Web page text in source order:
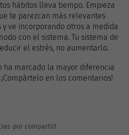
hábitos lleva tiempo. Empieza
te parezcan más relevantes
ve incorporando otros a medida
con el sistema. Tu sistema de
el estrés, no aumentarlo.
ha marcado la mayor diferencia
en los comentarios!
por compartir!